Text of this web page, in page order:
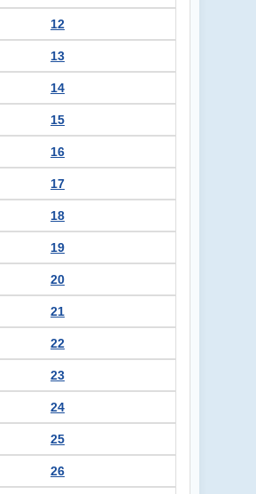
12
13
14
15
16
17
18
19
20
21
22
23
24
25
26